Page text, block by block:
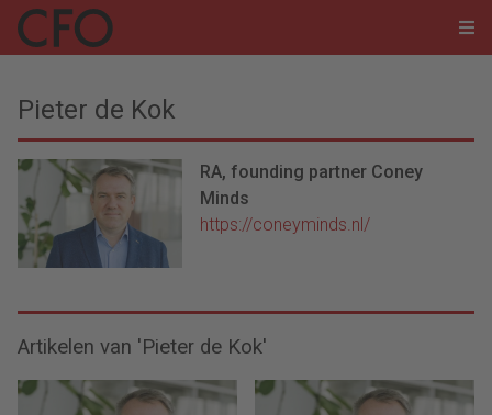
Pieter de Kok
RA, founding partner Coney
Minds
https://coneyminds.nl/
Artikelen van 'Pieter de Kok'